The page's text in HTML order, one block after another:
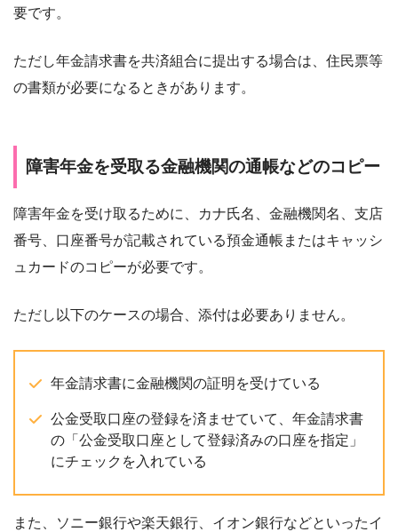
要です。
ただし年金請求書を共済組合に提出する場合は、住民票等
の書類が必要になるときがあります。
障害年金を受取る金融機関の通帳などのコピー
障害年金を受け取るために、カナ氏名、金融機関名、支店
番号、口座番号が記載されている預金通帳またはキャッシ
ュカードのコピーが必要です。
ただし以下のケースの場合、添付は必要ありません。
年金請求書に金融機関の証明を受けている
公金受取口座の登録を済ませていて、年金請求書
の「公金受取口座として登録済みの口座を指定」
にチェックを入れている
また、ソニー銀行や楽天銀行、イオン銀行などといったイ